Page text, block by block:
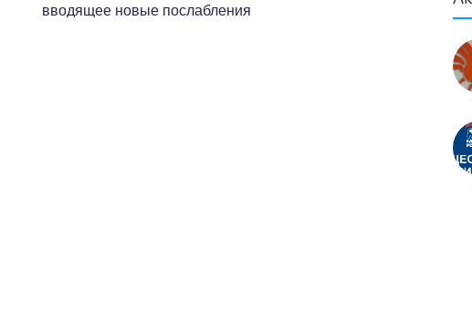
вводящее новые послабления